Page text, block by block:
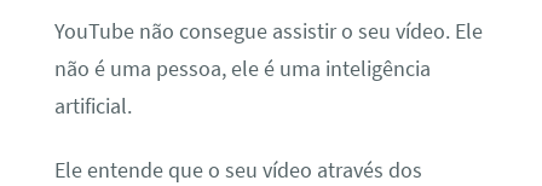
YouTube não consegue assistir o seu vídeo. Ele
não é uma pessoa, ele é uma inteligência
artificial.
Ele entende que o seu vídeo através dos